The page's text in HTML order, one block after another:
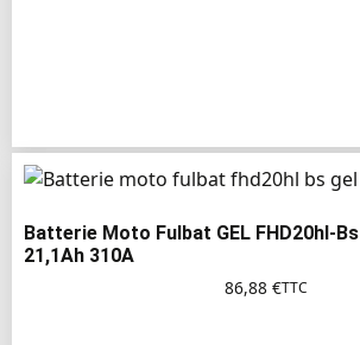
Batterie Moto Fulbat GEL FHD20hl-
21,1Ah 310A
86,88 €TTC